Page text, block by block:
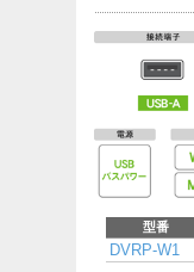
型番
DVRP-W1